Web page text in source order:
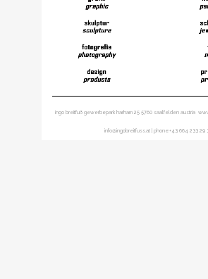
ingo breitfuß gewerbepark harham 25 5760 saalfelden austria
info@ingobreitfuss.at | phone:+43 664 233 29